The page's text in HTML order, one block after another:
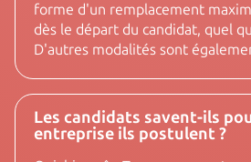
forme d'un remplacement
dès le départ du candidat, quel
D'autres modalités sont
Les candidats savent-ils
entreprise ils postulent ?